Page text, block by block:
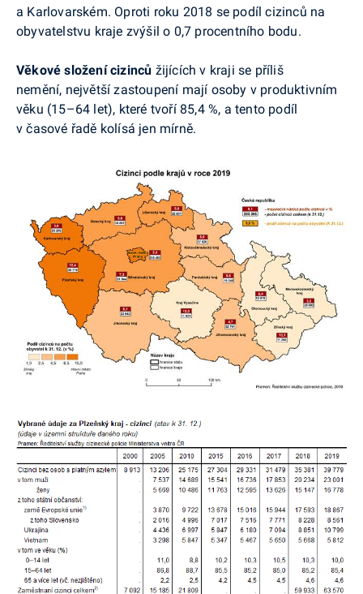
a Karlovarském. Oproti roku 2018 se podíl cizinců na
obyvatelstvu kraje zvýšil o 0,7 procentního bodu.
Věkové složení cizinců žijících v kraji se příliš
nemění, největší zastoupení mají osoby v produktivním
věku (15–64 let), které tvoří 85,4 %, a tento podíl
v časové řadě kolísá jen mírně.